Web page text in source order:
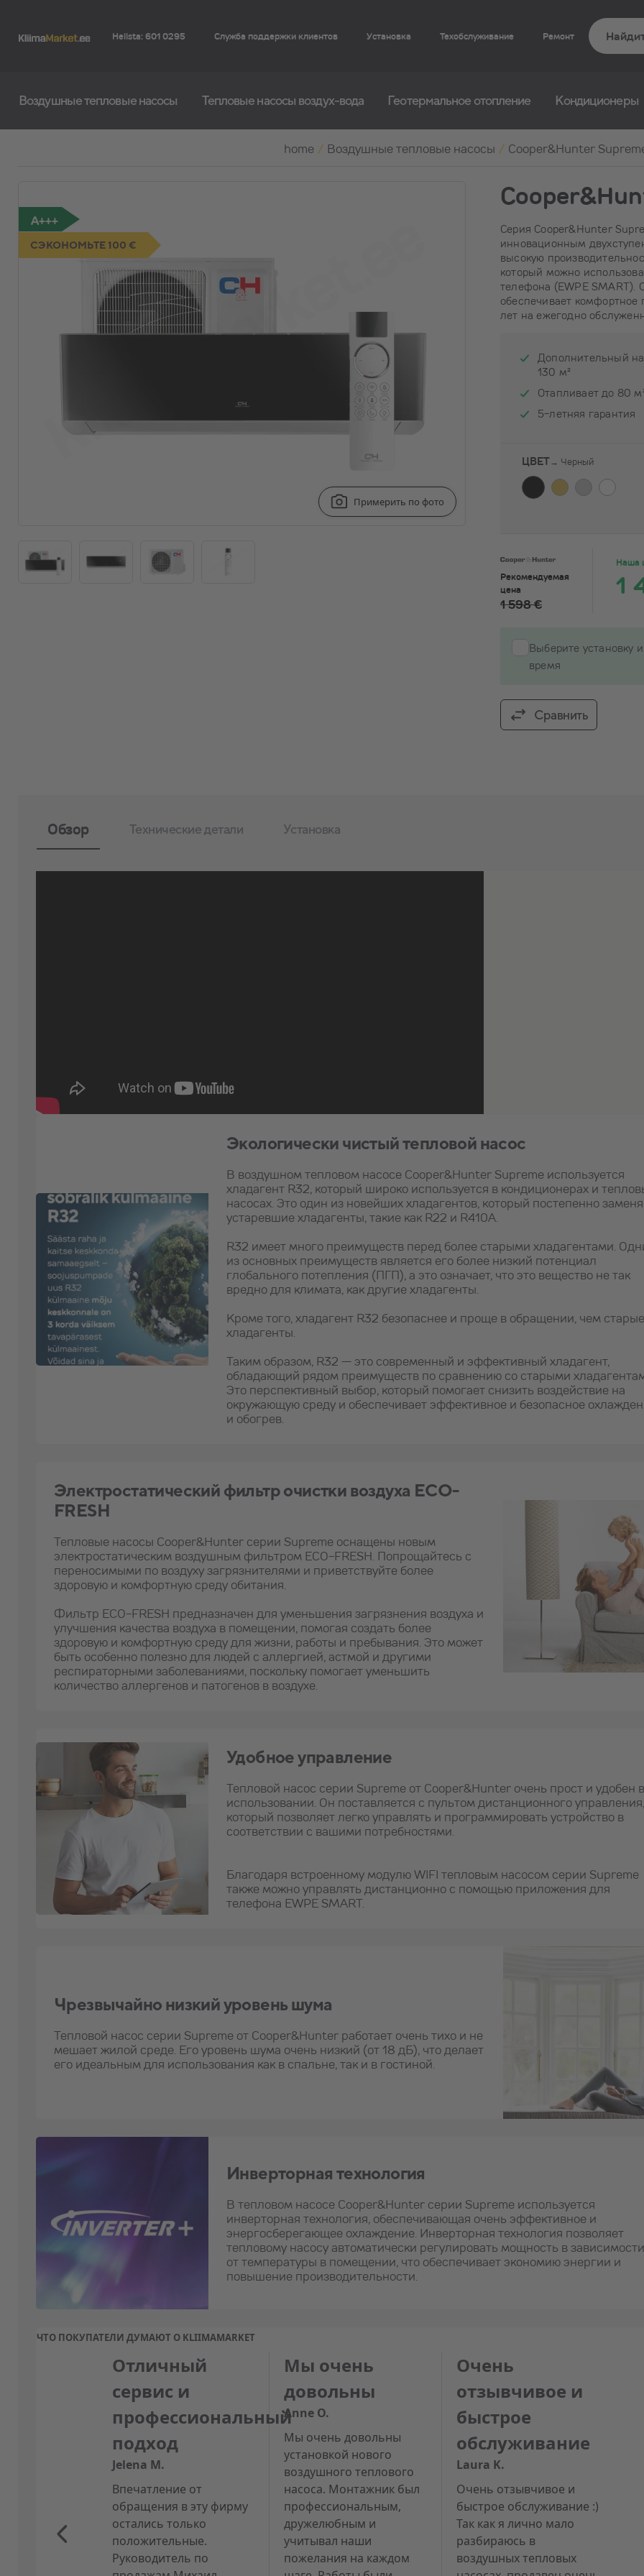
Helista: 601 0295 Служба поддержки клиентов Установка Техобслуживание Ремонт
Воздушные тепловые насосы Тепловые насосы воздух-вода Геотермальное отопление Кондиционеры
home / Воздушные тепловые насосы / Cooper&Hunter
A+++
СЭКОНОМЬТЕ 100 €
Примерить по фото
Серия Cooper&Hunter
инновационным
высокую
который можно
телефона (EWPE SMART).
обеспечивает
лет на ежегодно
Дополнительный
130 м²
Отапливает до 80
5-летняя гарантия
ЦВЕТ→ Черный
Рекомендуемая
цена
1 598 €
Наша
1
Выберите установку
время
Сравнить
Обзор Технические детали Установка
Экологически чистый тепловой насос
В воздушном тепловом насосе Cooper&Hunter Supreme используется
хладагент R32, который широко используется в кондиционерах и
насосах. Это один из новейших хладагентов, который постепенно
устаревшие хладагенты, такие как R22 и R410A.
R32 имеет много преимуществ перед более старыми хладагентами.
из основных преимуществ является его более низкий потенциал
глобального потепления (ПГП), а это означает, что это вещество не так
вредно для климата, как другие хладагенты.
Кроме того, хладагент R32 безопаснее и проще в обращении, чем старые
хладагенты.
Таким образом, R32 — это современный и эффективный хладагент,
обладающий рядом преимуществ по сравнению со старыми
Это перспективный выбор, который помогает снизить воздействие на
окружающую среду и обеспечивает эффективное и безопасное
и обогрев.
Электростатический фильтр очистки воздуха ECO-
FRESH
Тепловые насосы Cooper&Hunter серии Supreme оснащены новым
электростатическим воздушным фильтром ECO-FRESH. Попрощайтесь с
переносимыми по воздуху загрязнителями и приветствуйте более
здоровую и комфортную среду обитания.
Фильтр ECO-FRESH предназначен для уменьшения загрязнения воздуха и
улучшения качества воздуха в помещении, помогая создать более
здоровую и комфортную среду для жизни, работы и пребывания. Это может
быть особенно полезно для людей с аллергией, астмой и другими
респираторными заболеваниями, поскольку помогает уменьшить
количество аллергенов и патогенов в воздухе.
Удобное управление
Тепловой насос серии Supreme от Cooper&Hunter очень прост и удобен в
использовании. Он поставляется с пультом дистанционного управления,
который позволяет легко управлять и программировать устройство в
соответствии с вашими потребностями.
Благодаря встроенному модулю WIFI тепловым насосом серии Supreme
также можно управлять дистанционно с помощью приложения для
телефона EWPE SMART.
Чрезвычайно низкий уровень шума
Тепловой насос серии Supreme от Cooper&Hunter работает очень тихо и не
мешает жилой среде. Его уровень шума очень низкий (от 18 дБ), что делает
его идеальным для использования как в спальне, так и в гостиной.
Инверторная технология
В тепловом насосе Cooper&Hunter серии Supreme используется
инверторная технология, обеспечивающая очень эффективное и
энергосберегающее охлаждение. Инверторная технология позволяет
тепловому насосу автоматически регулировать мощность в зависимости
от температуры в помещении, что обеспечивает экономию энергии и
повышение производительности.
ЧТО ПОКУПАТЕЛИ ДУМАЮТ О KLIIMAMARKET
Отличный
сервис и
профессиональный
подход
Jelena M.
Впечатление от
обращения в эту фирму
остались только
положительные.
Руководитель по
Мы очень
довольны
Anne O.
Мы очень довольны
установкой нового
воздушного теплового
насоса. Монтажник был
профессиональным,
дружелюбным и
учитывал наши
пожелания на каждом
Очень
отзывчивое и
быстрое
обслуживание
Laura K.
Очень отзывчивое и
быстрое обслуживание :)
Так как я лично мало
разбираюсь в
воздушных тепловых